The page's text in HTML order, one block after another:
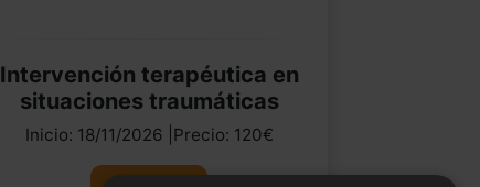
Intervención terapéutica en
situaciones traumáticas
Inicio: 18/11/2026 |Precio: 120€